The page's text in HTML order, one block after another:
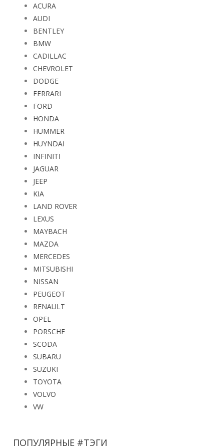
ACURA
AUDI
BENTLEY
BMW
CADILLAC
CHEVROLET
DODGE
FERRARI
FORD
HONDA
HUMMER
HUYNDAI
INFINITI
JAGUAR
JEEP
KIA
LAND ROVER
LEXUS
MAYBACH
MAZDA
MERCEDES
MITSUBISHI
NISSAN
PEUGEOT
RENAULT
OPEL
PORSCHE
SCODA
SUBARU
SUZUKI
TOYOTA
VOLVO
VW
ПОПУЛЯРНЫЕ #ТЭГИ